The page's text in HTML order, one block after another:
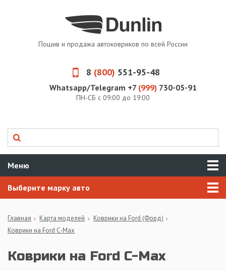
Пошив и продажа автоковриков по всей России
8 (800) 551-95-48
Whatsapp/Telegram +7 (999) 730-05-91
ПН-СБ с 09:00 до 19:00
Меню
Выберите марку авто
Главная Карта моделей
Коврики на Ford (Форд)
Коврики на Ford C-Max
Коврики на Ford C-Max